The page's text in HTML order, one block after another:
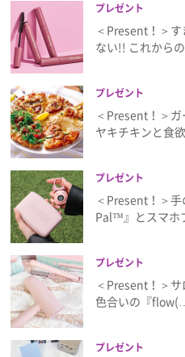
プレゼント
＜Present！＞
ない!! これから
プレゼント
＜Present！＞
ヤキチキンと食
プレゼント
＜Present！＞
Pal™』とスマ
プレゼント
＜Present！＞
色合いの『
プレゼント